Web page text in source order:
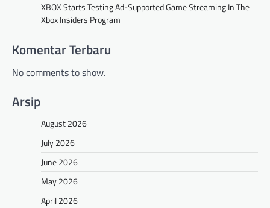
XBOX Starts Testing Ad-Supported Game Streaming In The
Xbox Insiders Program
Komentar Terbaru
No comments to show.
Arsip
August 2026
July 2026
June 2026
May 2026
April 2026